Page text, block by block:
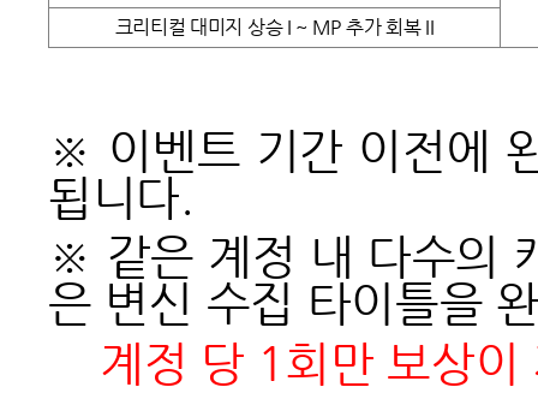
크리티컬 대미지 상승 I ~ MP 추가 회복 II
※ 이벤트 기간 이전에
됩니다.
※ 같은 계정 내 다수의
은 변신 수집 타이틀을
계정 당 1회만 보상이